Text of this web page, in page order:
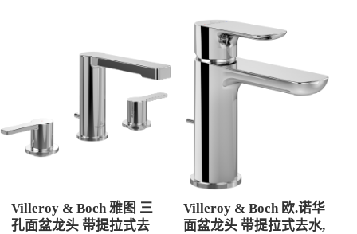
Villeroy & Boch 雅图 三
孔面盆龙头 带提拉式去
Villeroy & Boch 欧.诺华
面盆龙头 带提拉式去水,